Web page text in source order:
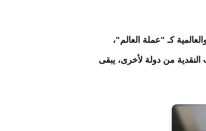
والعالمية كـ "عملة العالم"،
من دولة لأخرى، يبقى